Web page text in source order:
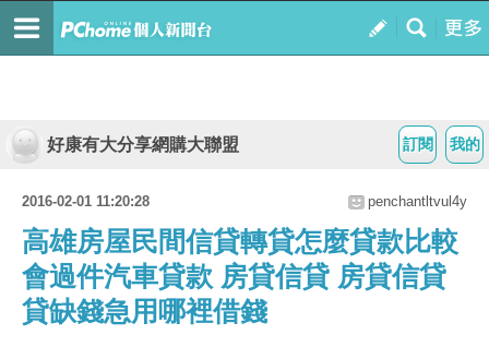
我的
訂閱
好康有大分享網購大聯盟
2016-02-01 11:20:28 penchantltvul4y
高雄房屋民間信貸轉貸怎麼貸款比較
會過件汽車貸款 房貸信貸 房貸信貸
貸缺錢急用哪裡借錢